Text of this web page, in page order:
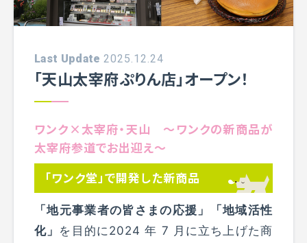
Last Update 2025.12.24
「天山太宰府ぷりん店」オープン！
ワンク×太宰府・天山 ～ワンクの新商品が
太宰府参道でお出迎え～
「ワンク堂」で開発した新商品
「地元事業者の皆さまの応援」「地域活性
化」 を目的に2024 年 7 月に立ち上げた商